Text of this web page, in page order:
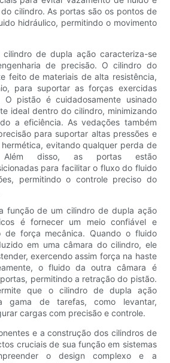
cilindro. As portas são os pontos de
hidráulico, permitindo o movimento
de dupla ação caracteriza-se
de precisão. O cilindro do
feito de materiais de alta resistência,
para suportar as forças exercidas
O pistão é cuidadosamente usinado
ideal dentro do cilindro, minimizando
a eficiência. As vedações também
para suportar altas pressões e
evitando qualquer perda de
Além disso, as portas estão
para facilitar o fluxo do fluido
permitindo o controle preciso do
função de um cilindro de dupla ação
é fornecer um meio confiável e
de força mecânica. Quando o fluido
em uma câmara do cilindro, ele
exercendo assim força na haste
o fluido da outra câmara é
permitindo a retração do pistão.
que o cilindro de dupla ação
gama de tarefas, como levantar,
cargas com precisão e controle.
e a construção dos cilindros de
cruciais de sua função em sistemas
o design complexo e a